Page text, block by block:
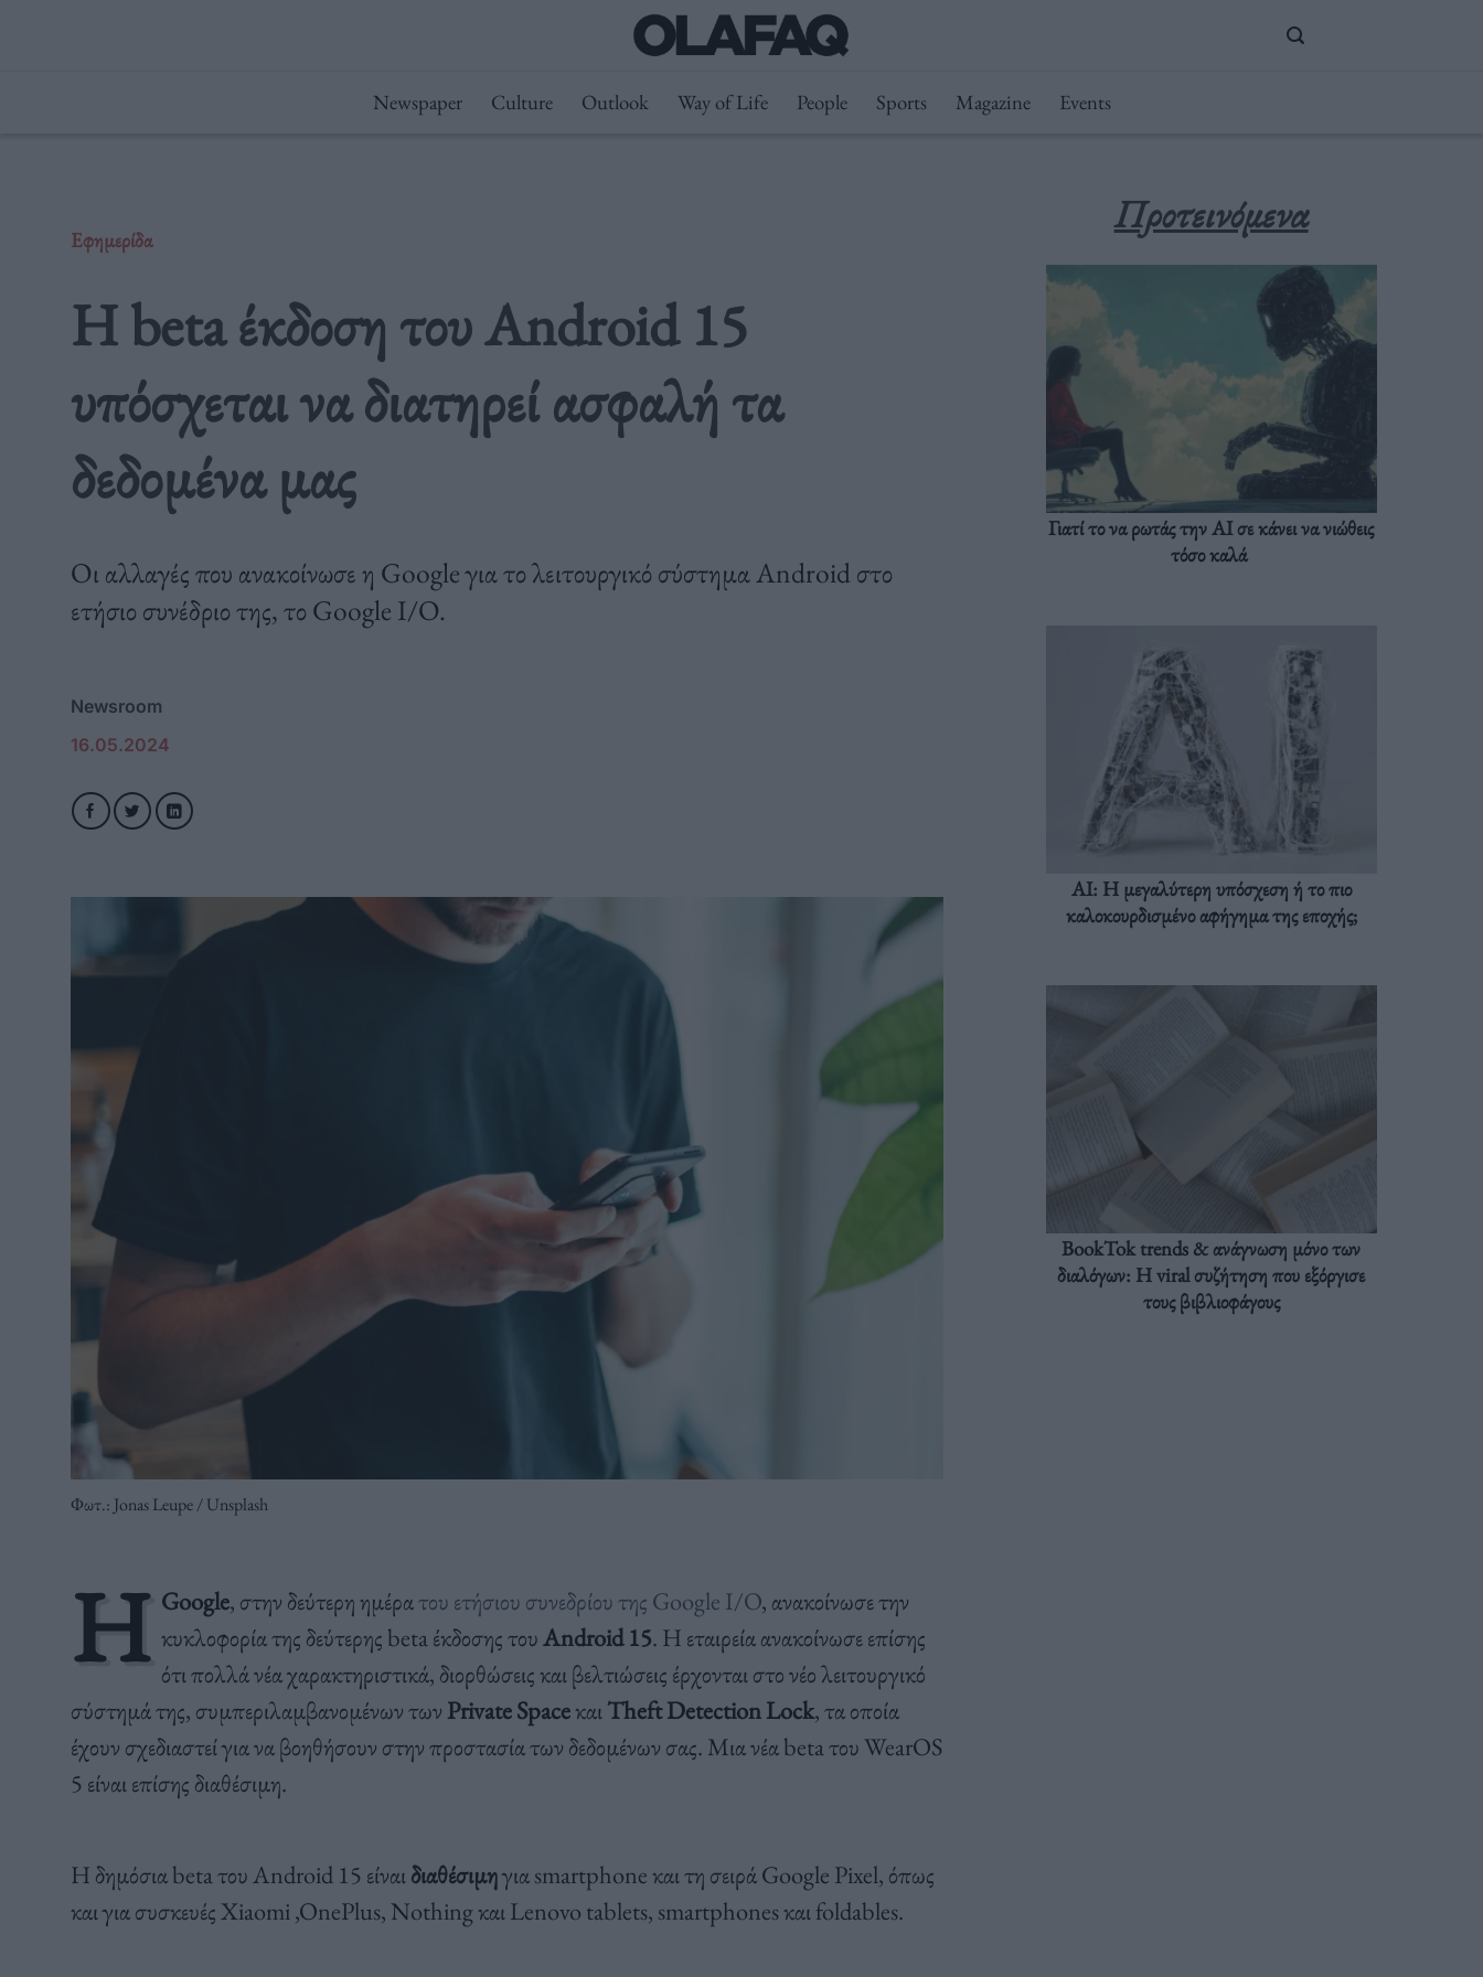
Newspaper Culture Outlook Way of Life People Sports Magazine Events
Εφημερίδα
Η beta έκδοση του Android 15
υπόσχεται να διατηρεί ασφαλή τα
δεδομένα μας
Οι αλλαγές που ανακοίνωσε η Google για το λειτουργικό σύστημα Android στο
ετήσιο συνέδριο της, το Google I/O.
Newsroom
16.05.2024
Φωτ.: Jonas Leupe / Unsplash
Η Google, στην δεύτερη ημέρατου ετήσιου συνεδρίου της Google I/O, ανακοίνωσε την
κυκλοφορία της δεύτερης beta έκδοσης τουAndroid 15. Η εταιρεία ανακοίνωσε επίσης
ότι πολλά νέα χαρακτηριστικά, διορθώσεις και βελτιώσεις έρχονται στο νέο λειτουργικό
σύστημά της, συμπεριλαμβανομένων τωνPrivate SpaceκαιTheft Detection Lock, τα οποία
έχουν σχεδιαστεί για να βοηθήσουν στην προστασία των δεδομένων σας. Μια νέα beta του WearOS
5 είναι επίσης διαθέσιμη.
Η δημόσια beta του Android 15 είναιδιαθέσιμηγια smartphone και τη σειρά Google Pixel, όπως
και για συσκευές Xiaomi ,OnePlus, Nothing και Lenovo tablets, smartphones και foldables.
Προτεινόμενα
Γιατί το να ρωτάς την AI σε κάνει να νιώθεις
τόσο καλά
AI: Η μεγαλύτερη υπόσχεση ή το πιο
καλοκουρδισμένο αφήγημα της εποχής;
BookTok trends & ανάγνωση μόνο των
διαλόγων: Η viral συζήτηση που εξόργισε
τους βιβλιοφάγους